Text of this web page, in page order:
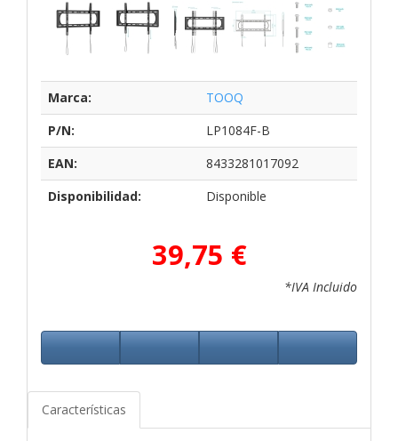
Marca:
TOOQ
P/N:
LP1084F-B
EAN:
8433281017092
Disponibilidad:
Disponible
39,75 €
*IVA Incluido
Características